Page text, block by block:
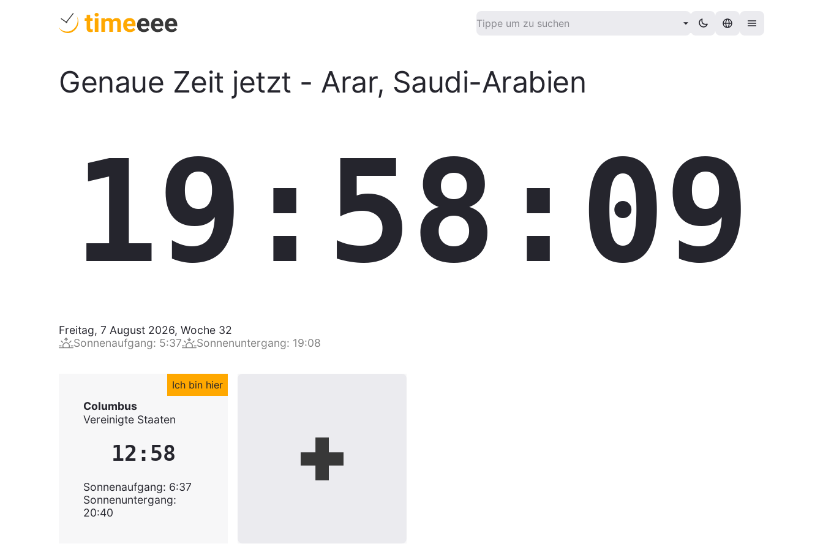
Genaue Zeit jetzt - Arar, Saudi-Arabien
19:58:10
Freitag, 7 August 2026, Woche 32
Sonnenaufgang: 5:37 Sonnenuntergang: 19:08
Ich bin hier
Columbus
Vereinigte Staaten
12:58
Sonnenaufgang: 6:37
Sonnenuntergang:
20:40